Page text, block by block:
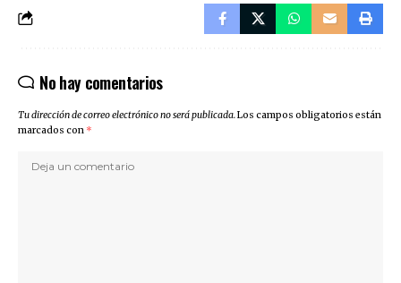
No hay comentarios
Tu dirección de correo electrónico no será publicada.Los campos obligatorios están
marcados con *